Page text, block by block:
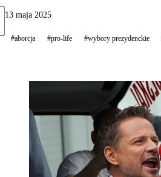
13 maja 2025
#aborcja #pro-life #wybory prezydenckie